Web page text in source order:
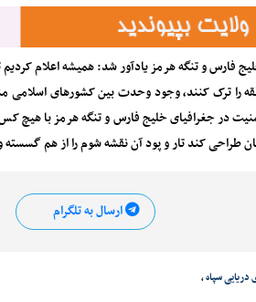
فارس و تنگه هرمز یادآور شد: همیشه اعلام
را ترک کنند، وجود وحدت بین کشور‌های اسلامی
در جغرافیای خلیج فارس و تنگه هرمز با هیچ
طراحی کند تار و پود آن نقشه شوم را از هم
ارسال به تلگرام
دریایی سپاه،